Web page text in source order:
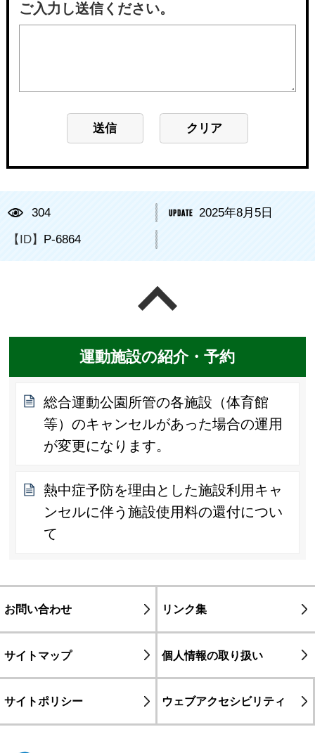
ご入力し送信ください。
304 2025年8月5日
【ID】 P-6864
運動施設の紹介・予約
総合運動公園所管の各施設（体育館
等）のキャンセルがあった場合の運用
が変更になります。
熱中症予防を理由とした施設利用キャ
ンセルに伴う施設使用料の還付につい
て
お問い合わせ リンク集
サイトマップ 個人情報の取り扱い
サイトポリシー ウェブアクセシビリティ